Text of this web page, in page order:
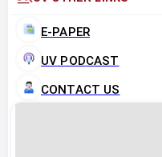
E-PAPER
UV PODCAST
CONTACT US